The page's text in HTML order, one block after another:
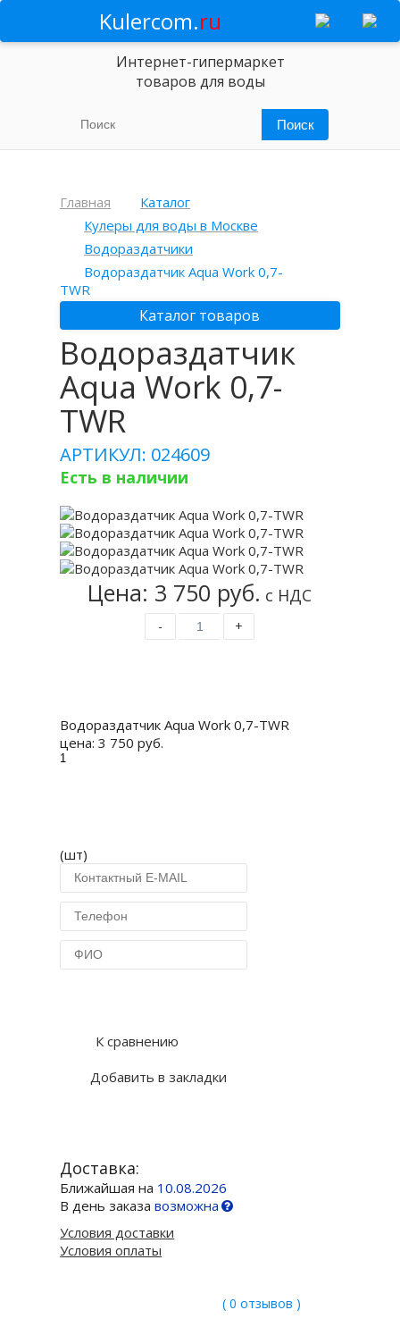
Kulercom.ru
Интернет-гипермаркет
товаров для воды
Главная
Каталог
Кулеры для воды в Москве
Водораздатчики
Водораздатчик Aqua Work 0,7-
TWR
Каталог товаров
Водораздатчик
Aqua Work 0,7-
TWR
АРТИКУЛ: 024609
Есть в наличии
Цена: 3 750 руб. с НДС
- +
Водораздатчик Aqua Work 0,7-TWR
цена:3 750 руб.
(шт)
К сравнению
Добавить в закладки
Доставка:
Ближайшая на 10.08.2026
В день заказавозможна
Условия доставки
Условия оплаты
( 0 отзывов )